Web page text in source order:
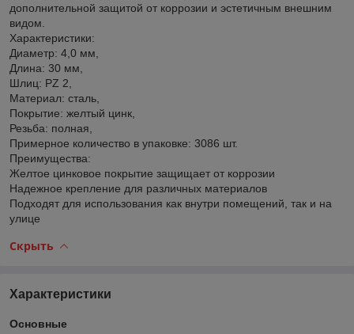
дополнительной защитой от коррозии и эстетичным внешним
видом.
Характеристики:
Диаметр: 4,0 мм,
Длина: 30 мм,
Шлиц: PZ 2,
Материал: сталь,
Покрытие: желтый цинк,
Резьба: полная,
Примерное количество в упаковке: 3086 шт.
Преимущества:
Желтое цинковое покрытие защищает от коррозии
Надежное крепление для различных материалов
Подходят для использования как внутри помещений, так и на
улице
Скрыть
Характеристики
Основные